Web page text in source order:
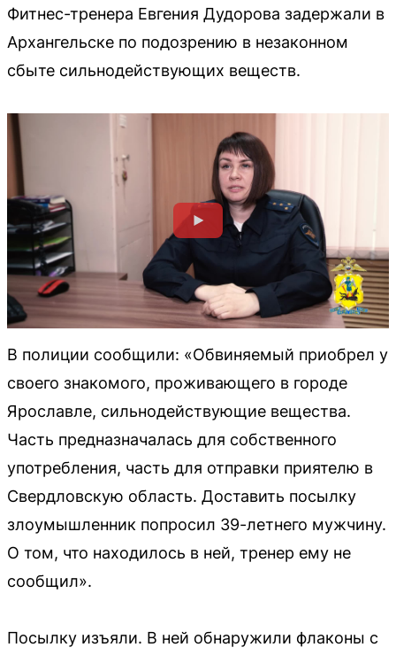
Фитнес-тренера Евгения Дудорова задержали в
Архангельске по подозрению в незаконном
сбыте сильнодействующих веществ.
В полиции сообщили: «Обвиняемый приобрел у
своего знакомого, проживающего в городе
Ярославле, сильнодействующие вещества.
Часть предназначалась для собственного
употребления, часть для отправки приятелю в
Свердловскую область. Доставить посылку
злоумышленник попросил 39-летнего мужчину.
О том, что находилось в ней, тренер ему не
сообщил».
Посылку изъяли. В ней обнаружили флаконы с